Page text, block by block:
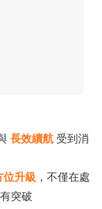
長效續航受到消
位升級 ，不僅在處
突破